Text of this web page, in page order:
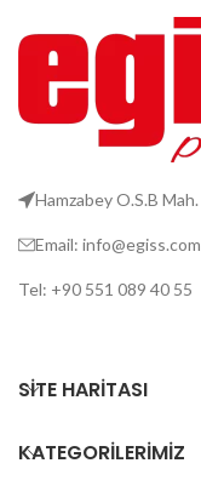
Hamzabey O.S.B
Email: info@egiss.com
Tel: +90 551 089 40 55
SITE HARITASI
KATEGORILERIMIZ